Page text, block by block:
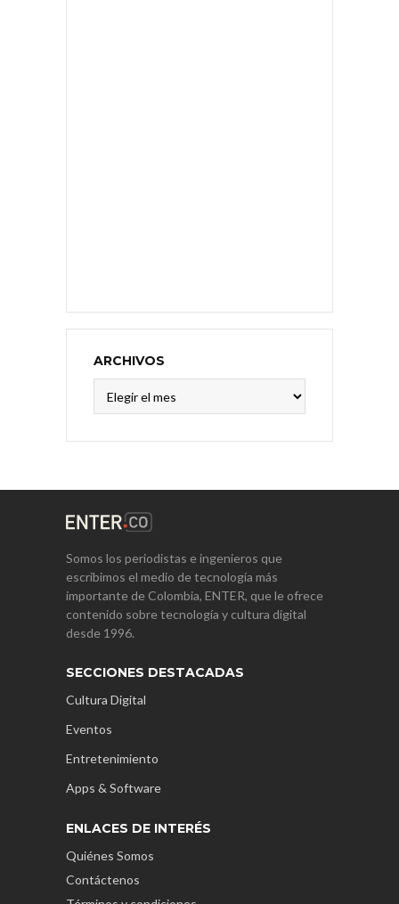
ARCHIVOS
Somos los periodistas e ingenieros que
escribimos el medio de tecnología más
importante de Colombia, ENTER, que le ofrece
contenido sobre tecnología y cultura digital
desde 1996.
SECCIONES DESTACADAS
Cultura Digital
Eventos
Entretenimiento
Apps & Software
ENLACES DE INTERÉS
Quiénes Somos
Contáctenos